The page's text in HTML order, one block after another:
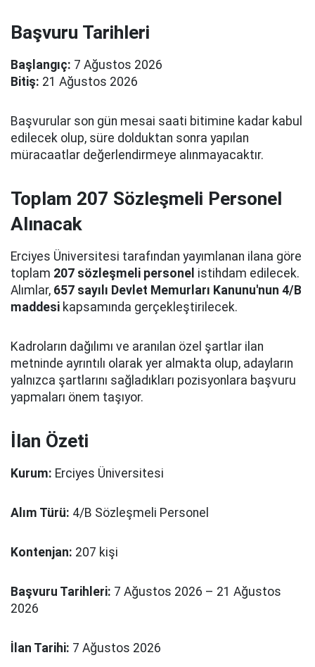
Başvuru Tarihleri
Başlangıç: 7 Ağustos 2026
Bitiş: 21 Ağustos 2026
Başvurular son gün mesai saati bitimine kadar kabul
edilecek olup, süre dolduktan sonra yapılan
müracaatlar değerlendirmeye alınmayacaktır.
Toplam 207 Sözleşmeli Personel
Alınacak
Erciyes Üniversitesi tarafından yayımlanan ilana göre
toplam 207 sözleşmeli personel istihdam edilecek.
Alımlar, 657 sayılı Devlet Memurları Kanunu'nun 4/B
maddesi kapsamında gerçekleştirilecek.
Kadroların dağılımı ve aranılan özel şartlar ilan
metninde ayrıntılı olarak yer almakta olup, adayların
yalnızca şartlarını sağladıkları pozisyonlara başvuru
yapmaları önem taşıyor.
İlan Özeti
Kurum: Erciyes Üniversitesi
Alım Türü: 4/B Sözleşmeli Personel
Kontenjan: 207 kişi
Başvuru Tarihleri: 7 Ağustos 2026 – 21 Ağustos
2026
İlan Tarihi: 7 Ağustos 2026